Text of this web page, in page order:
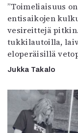
”Toimeliaisuus
entisaikojen
vesireittejä
tukkilautoilla,
eloperäisillä
Jukka Takalo